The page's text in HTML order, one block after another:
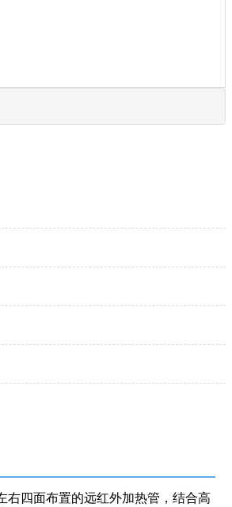
右四面布置的远红外加热管，结合高